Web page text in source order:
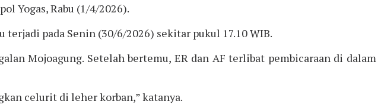
Yogas, Rabu (1/4/2026).
pada Senin (30/6/2026) sekitar pukul 17.10 WIB.
Mojoagung. Setelah bertemu, ER dan AF terlibat pembicaraan di dalam
celurit di leher korban,” katanya.